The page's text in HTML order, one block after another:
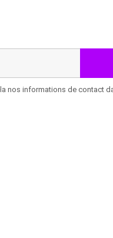
nos informations de contact